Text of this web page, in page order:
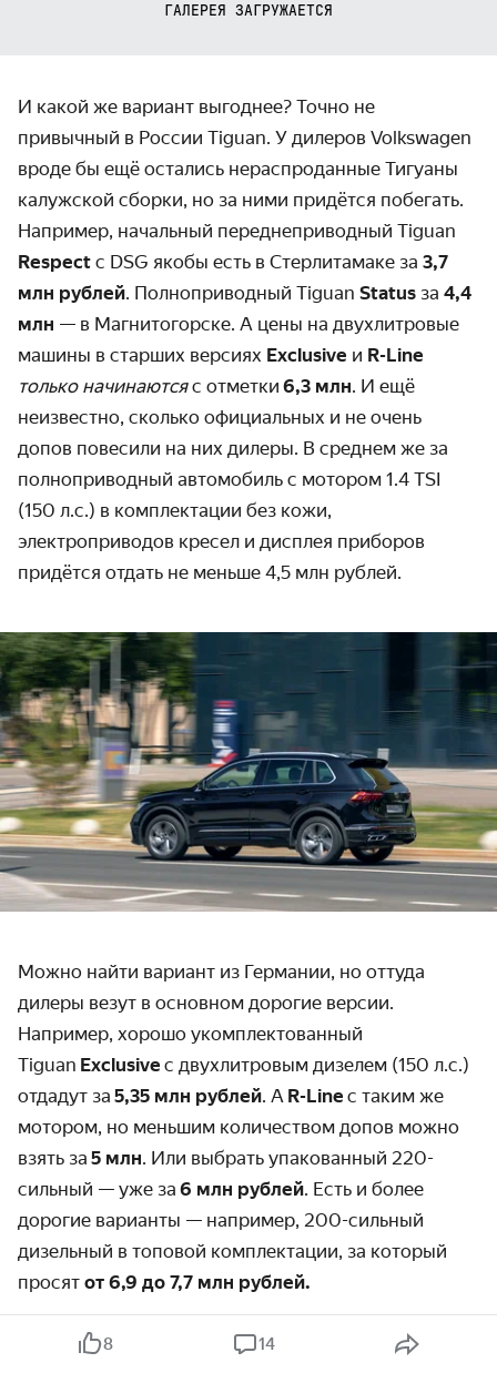
ГАЛЕРЕЯ ЗАГРУЖАЕТСЯ
И какой же вариант выгоднее? Точно не
привычный в России Tiguan. У дилеров Volkswagen
вроде бы ещё остались нераспроданные Тигуаны
калужской сборки, но за ними придётся побегать.
Например, начальный переднеприводный Tiguan
Respect с DSG якобы есть в Стерлитамаке за 3,7
млн рублей. Полноприводный Tiguan Status за 4,4
млн — в Магнитогорске. А цены на двухлитровые
машины в старших версиях Exclusive и R-Line
только начинаютсяс отметки 6,3 млн. И ещё
неизвестно, сколько официальных и не очень
допов повесили на них дилеры. В среднем же за
полноприводный автомобиль с мотором 1.4 TSI
(150 л.с.) в комплектации без кожи,
электроприводов кресел и дисплея приборов
придётся отдать не меньше 4,5 млн рублей.
Можно найти вариант из Германии, но оттуда
дилеры везут в основном дорогие версии.
Например, хорошо укомплектованный
Tiguan Exclusive с двухлитровым дизелем (150 л.с.)
отдадут за 5,35 млн рублей. А R-Line с таким же
мотором, но меньшим количеством допов можно
взять за 5 млн. Или выбрать упакованный 220-
сильный — уже за 6 млн рублей. Есть и более
дорогие варианты — например, 200-сильный
дизельный в топовой комплектации, за который
просят от 6,9 до 7,7 млн рублей.
Tayron доступнее: переднеприводную машину с
мотором 1.4 (150 л.с.) можно купить у дилера за
8 14